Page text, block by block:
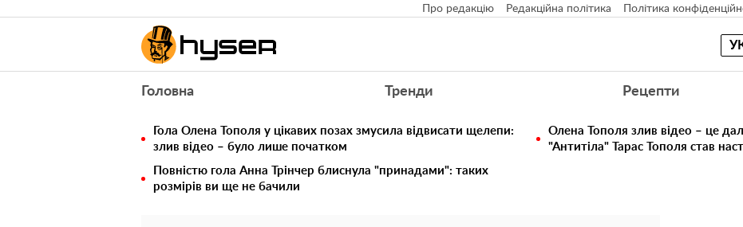
Про редакцію Редакційна політика Політика
Головна Тренди Рецепти
Гола Олена Тополя у цікавих позах змусила відвисати щелепи:
злив відео – було лише початком
Олена Тополя злив відео – це
"Антитіла" Тарас Тополя став
Повністю гола Анна Трінчер блиснула "принадами": таких
розмірів ви ще не бачили